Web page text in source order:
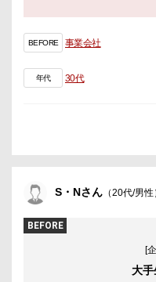
BEFORE 事業会社
年代 30代
S・Nさん （20代/男性
BEFORE
[
大